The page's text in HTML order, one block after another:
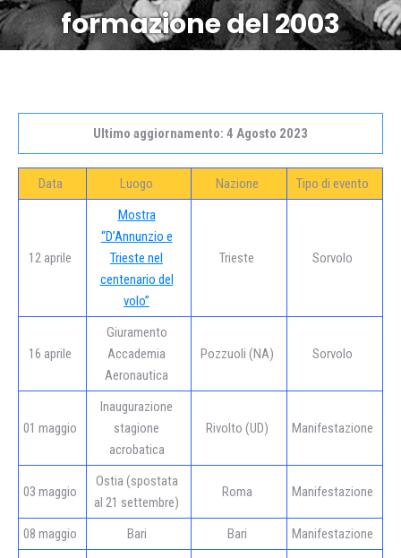
formazione del 2003
Ultimo aggiornamento: 4 Agosto 2023
Data Luogo Nazione Tipo di evento
12 aprile
Mostra
“D’Annunzio e
Trieste nel
centenario del
volo”
Trieste Sorvolo
16 aprile
Giuramento
Accademia
Aeronautica
Pozzuoli (NA) Sorvolo
01 maggio
Inaugurazione
stagione
acrobatica
Rivolto (UD) Manifestazione
03 maggio
Ostia (spostata
al 21 settembre)
Roma Manifestazione
08 maggio Bari Bari
Manifestazione